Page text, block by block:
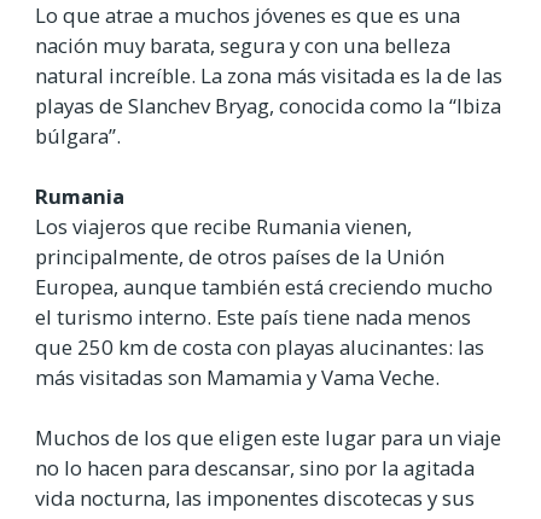
Lo que atrae a muchos jóvenes es que es una
nación muy barata, segura y con una belleza
natural increíble. La zona más visitada es la de las
playas de Slanchev Bryag, conocida como la “Ibiza
búlgara”.
Rumania
Los viajeros que recibe Rumania vienen,
principalmente, de otros países de la Unión
Europea, aunque también está creciendo mucho
el turismo interno. Este país tiene nada menos
que 250 km de costa con playas alucinantes: las
más visitadas son Mamamia y Vama Veche.
Muchos de los que eligen este lugar para un viaje
no lo hacen para descansar, sino por la agitada
vida nocturna, las imponentes discotecas y sus